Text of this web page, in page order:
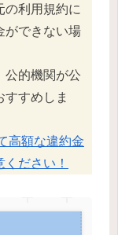
の利用規約に
ができない場
公的機関が公
すめしま
高額な違約金
ださい！